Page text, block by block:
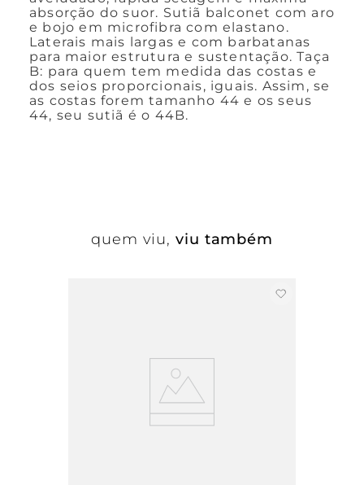
absorção do suor. Sutiã balconet com aro
e bojo em microfibra com elastano.
Laterais mais largas e com barbatanas
para maior estrutura e sustentação. Taça
B: para quem tem medida das costas e
dos seios proporcionais, iguais. Assim, se
as costas forem tamanho 44 e os seus
44, seu sutiã é o 44B.
quem viu, viu também